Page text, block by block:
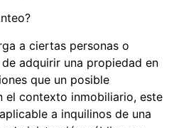
a ciertas personas o
adquirir una propiedad en
que un posible
el contexto inmobiliario, este
a inquilinos de una